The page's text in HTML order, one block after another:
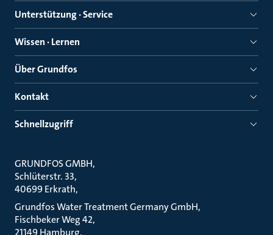
Unterstützung · Service
Wissen · Lernen
Über Grundfos
Kontakt
Schnellzugriff
GRUNDFOS GMBH
Schlüterstr. 33
40699 Erkrath
Grundfos Water Treatment Germany GmbH
Fischbeker Weg 42
21149 Hamburg